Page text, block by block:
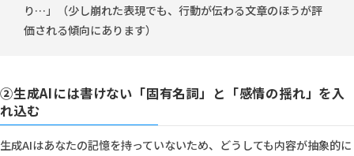
り…」（少し崩れた表現でも、行動が伝わる文章のほうが評
価される傾向にあります）
②生成AIには書けない「固有名詞」と「感情の揺れ」を入
れ込む
生成AIはあなたの記憶を持っていないため、どうしても内容が抽象的に